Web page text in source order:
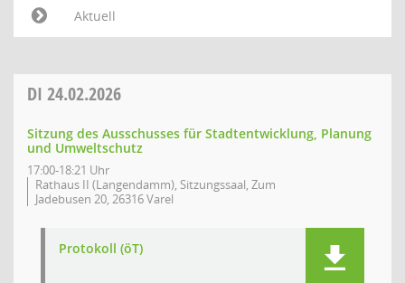
Aktuell
DI 24.02.2026
Sitzung des Ausschusses für Stadtentwicklung, Planung
und Umweltschutz
17:00-18:21 Uhr
Rathaus II (Langendamm), Sitzungssaal, Zum
Jadebusen 20, 26316 Varel
Protokoll (öT)